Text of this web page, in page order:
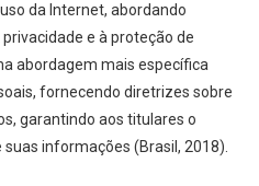
da Internet, abordando
e à proteção de
abordagem mais específica
fornecendo diretrizes sobre
garantindo aos titulares o
informações (Brasil, 2018).